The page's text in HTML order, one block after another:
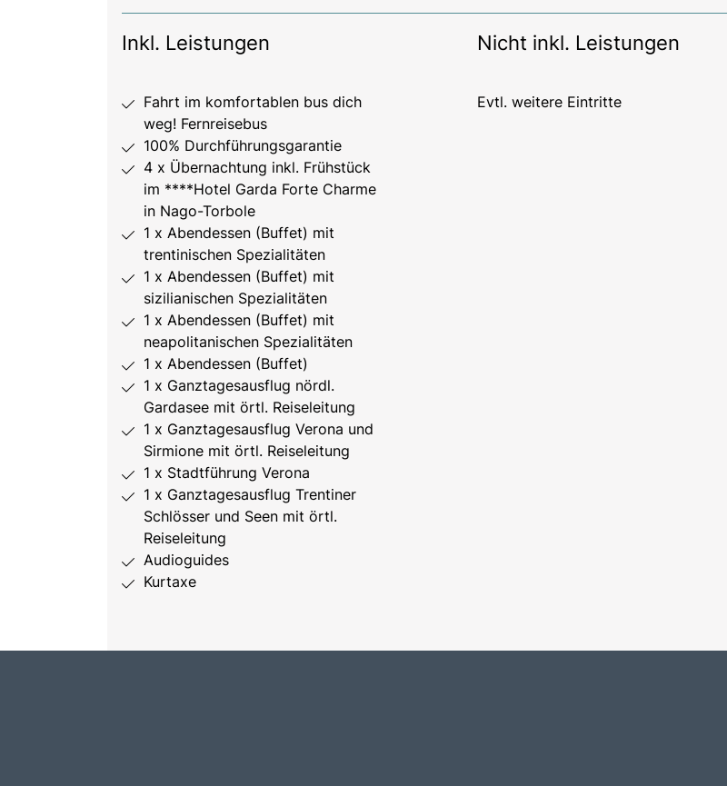
Inkl. Leistungen
Fahrt im komfortablen bus dich
weg! Fernreisebus
100% Durchführungsgarantie
4 x Übernachtung inkl. Frühstück
im ****Hotel Garda Forte Charme
in Nago-Torbole
1 x Abendessen (Buffet) mit
trentinischen Spezialitäten
1 x Abendessen (Buffet) mit
sizilianischen Spezialitäten
1 x Abendessen (Buffet) mit
neapolitanischen Spezialitäten
1 x Abendessen (Buffet)
1 x Ganztagesausflug nördl.
Gardasee mit örtl. Reiseleitung
1 x Ganztagesausflug Verona und
Sirmione mit örtl. Reiseleitung
1 x Stadtführung Verona
1 x Ganztagesausflug Trentiner
Schlösser und Seen mit örtl.
Reiseleitung
Audioguides
Kurtaxe
Nicht inkl. Leistungen
Evtl. weitere Eintritte